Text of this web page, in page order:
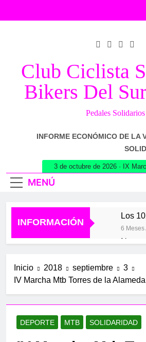
Club Ciclista
Bikers Del
Pedales Solidarios
INFORME ECONÓMICO DE LA
MENÚ
3 de octubre de 2026 · IX
INFORMACIÓN
Los
6 Meses
1 Año
El
1 Año
El
1 Año
Inicio 2018 septiembre
3
IV Marcha Mtb Torres de la
DEPORTE MTB SOLIDARIDAD